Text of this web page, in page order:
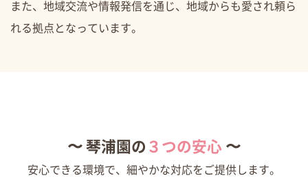
また、地域交流や情報発信を通じ、地域からも愛され頼ら
れる拠点となっています。
〜 琴浦園の ３つの安心 〜
安心できる環境で、細やかな対応をご提供します。